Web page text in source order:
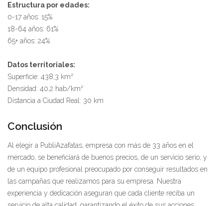
Estructura por edades:
0-17 años: 15%
18-64 años: 61%
65+ años: 24%
Datos territoriales:
Superficie: 438,3 km²
Densidad: 40,2 hab/km²
Distancia a Ciudad Real: 30 km
Conclusión
Al elegir a PubliAzafatas, empresa con más de 33 años en el
mercado, se beneficiará de buenos precios, de un servicio serio, y
de un equipo profesional preocupado por conseguir resultados en
las campañas que realizamos para su empresa. Nuestra
experiencia y dedicación aseguran que cada cliente reciba un